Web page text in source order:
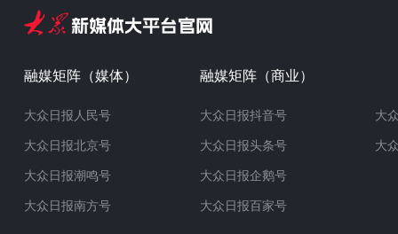
融媒矩阵（媒体）
大众日报人民号
大众日报北京号
大众日报潮鸣号
大众日报南方号
融媒矩阵（商业）
大众日报抖音号
大众日报头条号
大众日报企鹅号
大众日报百家号
大
大